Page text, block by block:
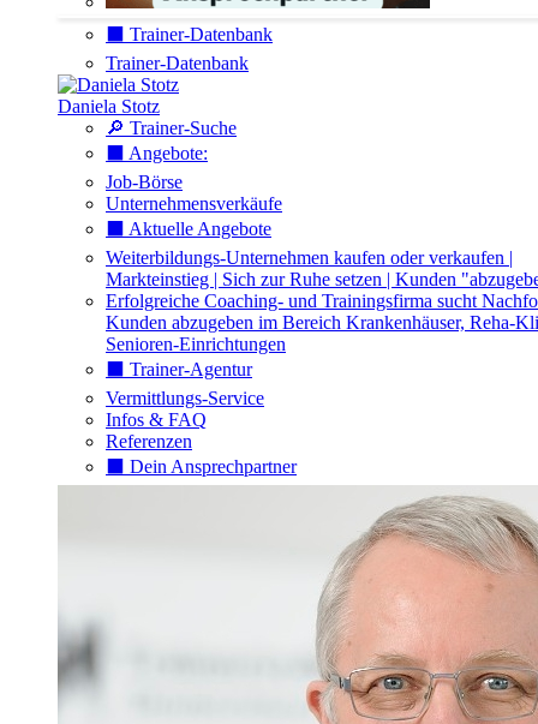
⬛️ Trainer-Datenbank
Trainer-Datenbank
Daniela Stotz
🔎 Trainer-Suche
⬛️ Angebote:
Job-Börse
Unternehmensverkäufe
⬛️ Aktuelle Angebote
Weiterbildungs-Unternehmen kaufen oder verkaufen |
Markteinstieg | Sich zur Ruhe setzen | Kunden
Erfolgreiche Coaching- und Trainingsfirma sucht
Kunden abzugeben im Bereich Krankenhäuser, Reha-
Senioren-Einrichtungen
⬛️ Trainer-Agentur
Vermittlungs-Service
Infos & FAQ
Referenzen
⬛️ Dein Ansprechpartner